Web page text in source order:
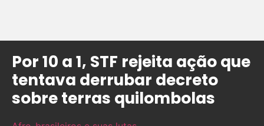
Por 10 a 1, STF rejeita ação que
tentava derrubar decreto
sobre terras quilombolas